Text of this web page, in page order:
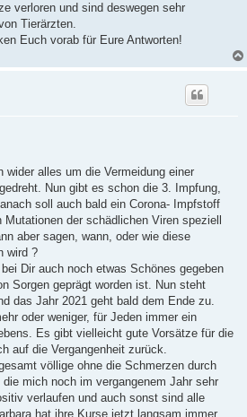
verloren und sind deswegen sehr
Tierärzten.
Euch vorab für Eure Antworten!
alles um die Vermeidung einer
Nun gibt es schon die 3. Impfung,
soll auch bald ein Corona- Impfstoff
Mutationen der schädlichen Viren speziell
aber sagen, wann, oder wie diese
wird ?
Dir auch noch etwas Schönes gegeben
Sorgen geprägt worden ist. Nun steht
das Jahr 2021 geht bald dem Ende zu.
oder weniger, für Jeden immer ein
Es gibt vielleicht gute Vorsätze für die
auf die Vergangenheit zurück.
völlige ohne die Schmerzen durch
mich noch im vergangenem Jahr sehr
verlaufen und auch sonst sind alle
hat ihre Kurse jetzt langsam immer